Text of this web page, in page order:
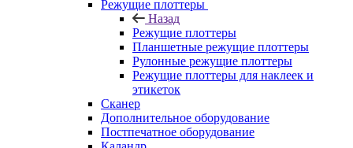
Режущие плоттеры
Назад
Режущие плоттеры
Планшетные режущие плоттеры
Рулонные режущие плоттеры
Режущие плоттеры для наклеек и
этикеток
Сканер
Дополнительное оборудование
Постпечатное оборудование